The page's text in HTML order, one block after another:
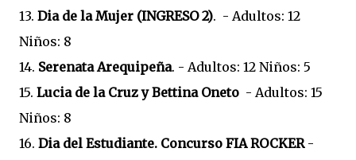
13. Dia de la Mujer (INGRESO 2). - Adultos: 12
Niños: 8
14. Serenata Arequipeña. - Adultos: 12 Niños: 5
15. Lucia de la Cruz y Bettina Oneto - Adultos: 15
Niños: 8
16. Dia del Estudiante. Concurso FIA ROCKER -